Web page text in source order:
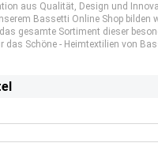
aus Qualität, Design und
Bassetti Online Shop bilden
gesamte Sortiment dieser
das Schöne - Heimtextilien von